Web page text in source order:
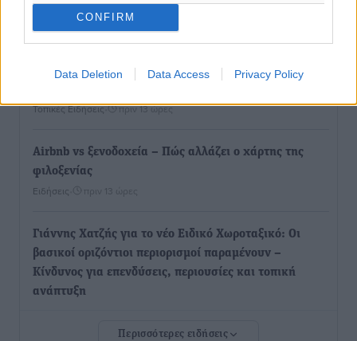
CONFIRM
Data Deletion Data Access Privacy Policy
Ειδήσεις• πριν 13 ώρες
η πιο ψηφιακή Περιφέρεια της χώρας» Δημοπρατείται
Τοπικές Ειδήσεις• πριν 13 ώρες
Airbnb vs ξενοδοχεία – Πώς αλλάζει ο χάρτης της
φιλοξενίας
Ειδήσεις πριν 13 ώρες
Γιάννης Χατζής για το νέο Ειδικό Χωροταξικό: Οι
βασικοί οριζόντιοι περιορισμοί παραμένουν –
Κίνδυνος για επενδύσεις, περιουσίες και τοπική
ανάπτυξη
Περισσότερες ειδήσεις